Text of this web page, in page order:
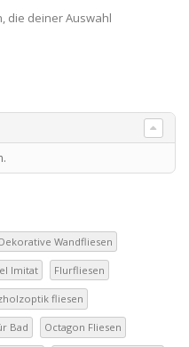
die deiner Auswahl
Dekorative Wandfliesen
Imitat Flurfliesen
fliesen
Bad Octagon Fliesen